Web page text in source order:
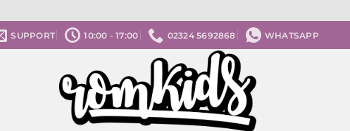
SUPPORT 10:00 - 17:00 02324 5692868 WHATSAPP